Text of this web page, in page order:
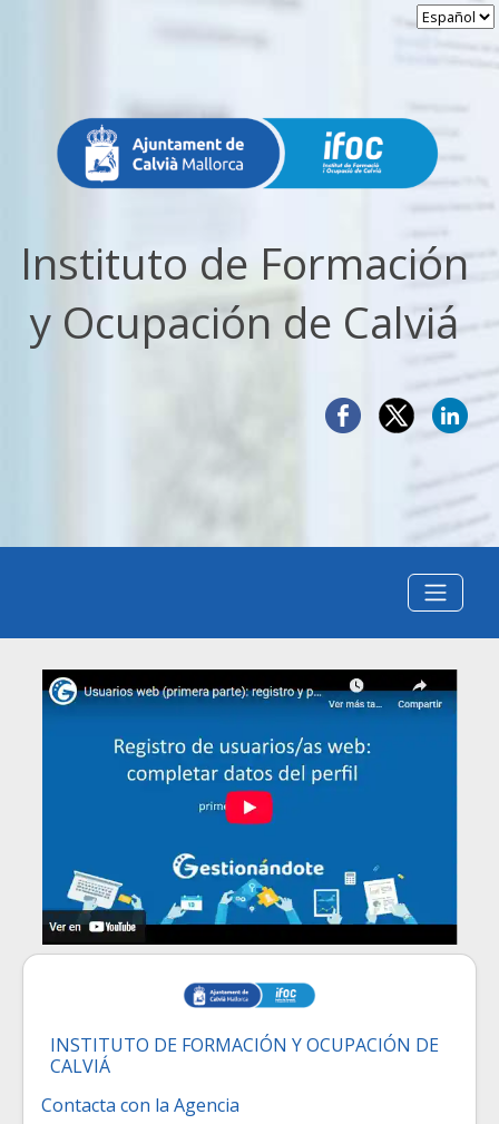
Instituto de Formación
y Ocupación de Calviá
INSTITUTO DE FORMACIÓN Y OCUPACIÓN DE
CALVIÁ
Contacta con la Agencia